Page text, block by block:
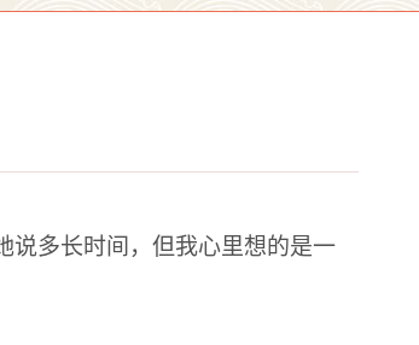
说多长时间，但我心里想的是一